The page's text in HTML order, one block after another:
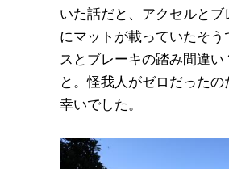
いた話だと、アクセルとブ
にマットが載っていたそう
スとブレーキの踏み間違い
と。怪我人がゼロだったの
幸いでした。